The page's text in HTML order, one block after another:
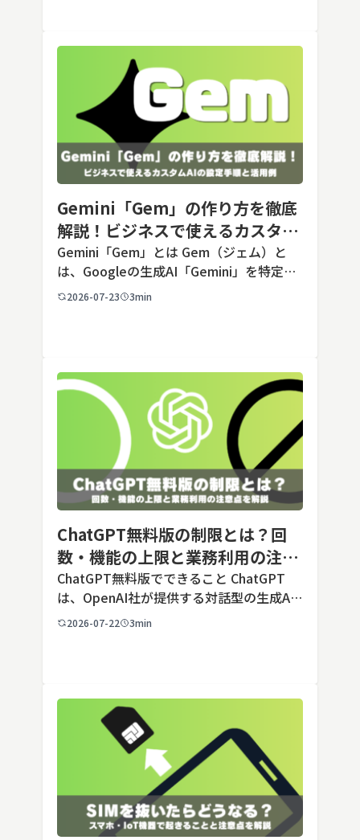
Gemini「Gem」の作り方を徹底
解説！ビジネスで使えるカスタム
AIの設定手順と活用例
Gemini「Gem」とは Gem（ジェム）と
は、Googleの生成AI「Gemini」を特定の
用途に合わせてカスタマイズできる機能で
2026-07-23 3min
ChatGPT無料版の制限とは？回
数・機能の上限と業務利用の注意
点を解説【2026年最新】
ChatGPT無料版でできること ChatGPT
は、OpenAI社が提供する対話型の生成AI
サービスです。アカウントを登録すれば無
2026-07-22 3min